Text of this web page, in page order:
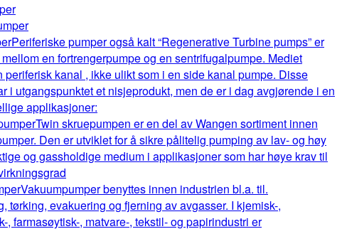
Periferiske pumper også kalt “Regenerative Turbine pumps” er
en fortrengerpumpe og en sentrifugalpumpe. Mediet
periferisk kanal , ikke ulikt som i en side kanal pumpe. Disse
i utgangspunktet et nisjeprodukt, men de er i dag avgjørende i en
applikasjoner:
Twin skruepumpen er en del av Wangen sortiment innen
Den er utviklet for å sikre pålitelig pumping av lav- og høy
og gassholdige medium i applikasjoner som har høye krav til
Vakuumpumper benyttes innen industrien bl.a. til.
tørking, evakuering og fjerning av avgasser. I kjemisk-,
, farmasøytisk-, matvare-, tekstil- og papirindustri er